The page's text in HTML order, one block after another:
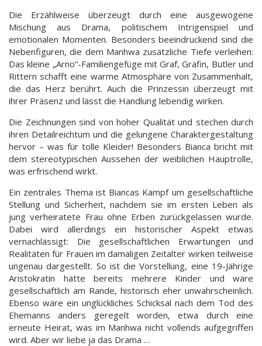
Die Erzählweise überzeugt durch eine ausgewogene
Mischung aus Drama, politischem Intrigenspiel und
emotionalen Momenten. Besonders beeindruckend sind die
Nebenfiguren, die dem Manhwa zusätzliche Tiefe verleihen:
Das kleine „Arno“-Familiengefüge mit Graf, Gräfin, Butler und
Rittern schafft eine warme Atmosphäre von Zusammenhalt,
die das Herz berührt. Auch die Prinzessin überzeugt mit
ihrer Präsenz und lässt die Handlung lebendig wirken.
Die Zeichnungen sind von hoher Qualität und stechen durch
ihren Detailreichtum und die gelungene Charaktergestaltung
hervor – was für tolle Kleider! Besonders Bianca bricht mit
dem stereotypischen Aussehen der weiblichen Hauptrolle,
was erfrischend wirkt.
Ein zentrales Thema ist Biancas Kampf um gesellschaftliche
Stellung und Sicherheit, nachdem sie im ersten Leben als
jung verheiratete Frau ohne Erben zurückgelassen wurde.
Dabei wird allerdings ein historischer Aspekt etwas
vernachlässigt: Die gesellschaftlichen Erwartungen und
Realitäten für Frauen im damaligen Zeitalter wirken teilweise
ungenau dargestellt. So ist die Vorstellung, eine 19-Jährige
Aristokratin hätte bereits mehrere Kinder und wäre
gesellschaftlich am Rande, historisch eher unwahrscheinlich.
Ebenso wäre ein unglückliches Schicksal nach dem Tod des
Ehemanns anders geregelt worden, etwa durch eine
erneute Heirat, was im Manhwa nicht vollends aufgegriffen
wird. Aber wir liebe ja das Drama …